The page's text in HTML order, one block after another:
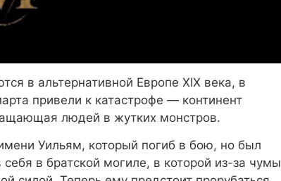
в альтернативной Европе XIX века, в
привели к катастрофе — континент
людей в жутких монстров.
Уильям, который погиб в бою, но был
в братской могиле, в которой из-за чумы